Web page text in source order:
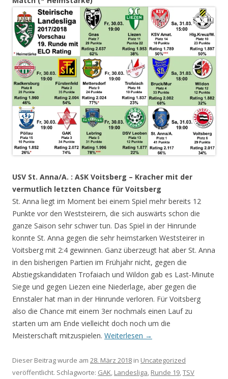
USV St. Anna/A. : ASK Voitsberg – Kracher mit der
vermutlich letzten Chance für Voitsberg
St. Anna liegt im Moment bei einem Spiel mehr bereits 12
Punkte vor den Weststeirern, die sich auswärts schon die
ganze Saison sehr schwer tun. Das Spiel in der Hinrunde
konnte St. Anna gegen die sehr heimstarken Weststeirer in
Voitsberg mit 2:4 gewinnen. Ganz überzeugt hat aber St. Anna
in den bisherigen Partien im Frühjahr nicht, gegen die
Abstiegskandidaten Trofaiach und Wildon gab es Last-Minute
Siege und gegen Liezen eine Niederlage, aber gegen die
Ennstaler hat man in der Hinrunde verloren. Für Voitsberg
also die Chance mit einem 3er nochmals einen Lauf zu
starten um am Ende vielleicht doch noch um die
Meisterschaft mitzuspielen. Weiterlesen →
Dieser Beitrag wurde am 28. März 2018 in Uncategorized
veröffentlicht. Schlagworte: GAK, Landesliga, Runde 19,TSV